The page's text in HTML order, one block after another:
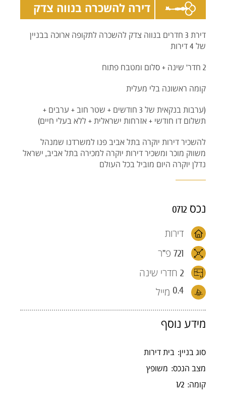
דירה להשכרה בנווה צדק
דירת 3 חדרים בנווה צדק להשכרה לתקופה ארוכה בבניין
של 4 דירות
2 חדר' שינה + סלום ומטבח פתוח
קומה ראשונה בלי מעלית
(ערבות בנקאית של 3 חודשים + שטר חוב + ערבים +
תשלום דו חודשי + אזרחות ישראלית + ללא בעלי חיים)
להשכיר דירות יוקרה בתל אביב פנו למשרדנו שמנהל
משווק מוכר ומשכיר דירות יוקרה למכירה בתל אביב, ישראל
נדלן יוקרה היום מוביל בכל העולם
נכס 0712
דירות
721 פ"ר
2 חדרי שינה
0.4 מייל
מידע נוסף
סוג בניין: בית דירות
מצב הנכס: משופץ
קומה: 1/2